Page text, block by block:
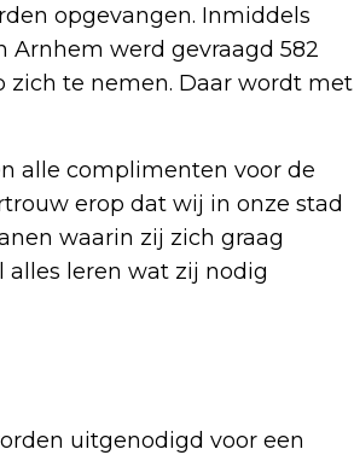
opgevangen. Inmiddels
Arnhem werd gevraagd 582
zich te nemen. Daar wordt met
alle complimenten voor de
erop dat wij in onze stad
waarin zij zich graag
leren wat zij nodig
uitgenodigd voor een